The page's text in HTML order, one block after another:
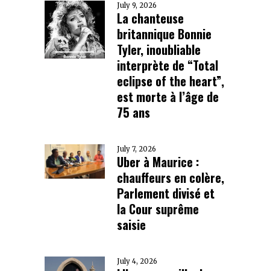
July 9, 2026
La chanteuse
britannique Bonnie
Tyler, inoubliable
interprète de “Total
eclipse of the heart”,
est morte à l’âge de
75 ans
July 7, 2026
Uber à Maurice :
chauffeurs en colère,
Parlement divisé et
la Cour suprême
saisie
July 4, 2026